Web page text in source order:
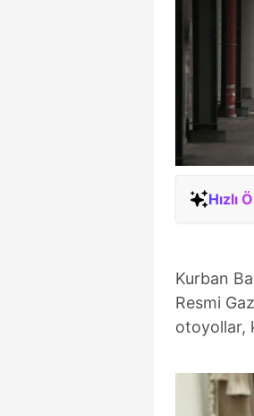
Hızlı
Kurban
Resmi
otoyollar,